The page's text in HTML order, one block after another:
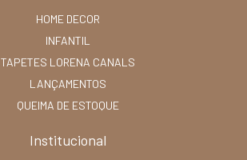
HOME DECOR
INFANTIL
TAPETES LORENA CANALS
LANÇAMENTOS
QUEIMA DE ESTOQUE
Institucional